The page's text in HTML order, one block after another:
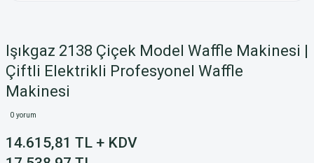
Işıkgaz 2138 Çiçek Model Waffle Makinesi |
Çiftli Elektrikli Profesyonel Waffle
Makinesi
0 yorum
14.615,81 TL + KDV